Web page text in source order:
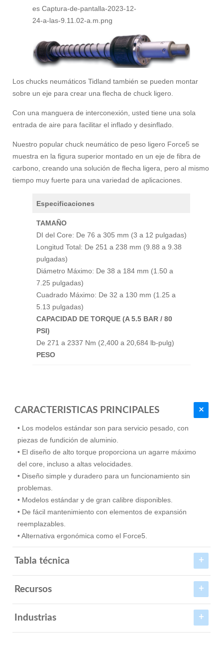
Los chucks neumáticos Tidland también se pueden montar
sobre un eje para crear una flecha de chuck ligero.
Con una manguera de interconexión, usted tiene una sola
entrada de aire para facilitar el inflado y desinflado.
Nuestro popular chuck neumático de peso ligero Force5 se
muestra en la figura superior montado en un eje de fibra de
carbono, creando una solución de flecha ligera, pero al mismo
tiempo muy fuerte para una variedad de aplicaciones.
Especificaciones
TAMAÑO
DI del Core: De 76 a 305 mm (3 a 12 pulgadas)
Longitud Total: De 251 a 238 mm (9.88 a 9.38
pulgadas)
Diámetro Máximo: De 38 a 184 mm (1.50 a
7.25 pulgadas)
Cuadrado Máximo: De 32 a 130 mm (1.25 a
5.13 pulgadas)
CAPACIDAD DE TORQUE (A 5.5 BAR / 80
PSI)
De 271 a 2337 Nm (2,400 a 20,684 lb-pulg)
PESO
CARACTERISTICAS PRINCIPALES
• Los modelos estándar son para servicio pesado, con
piezas de fundición de aluminio.
• El diseño de alto torque proporciona un agarre máximo
del core, incluso a altas velocidades.
• Diseño simple y duradero para un funcionamiento sin
problemas.
• Modelos estándar y de gran calibre disponibles.
• De fácil mantenimiento con elementos de expansión
reemplazables.
• Alternativa ergonómica como el Force5.
Tabla técnica
Recursos
Industrias